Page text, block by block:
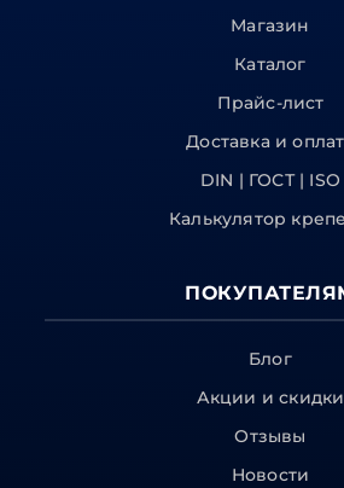
Магазин
Каталог
Прайс-лист
Доставка и
DIN | ГОСТ | ISO
Калькулятор
Блог
Акции и скидки
Отзывы
Новости